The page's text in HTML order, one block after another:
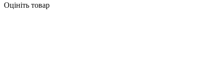
Оцініть товар